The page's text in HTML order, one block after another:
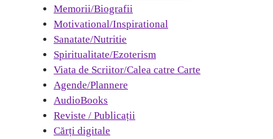
Memorii/Biografii
Motivational/Inspirational
Sanatate/Nutritie
Spiritualitate/Ezoterism
Viata de Scriitor/Calea catre Carte
Agende/Plannere
AudioBooks
Reviste / Publicații
Cărți digitale